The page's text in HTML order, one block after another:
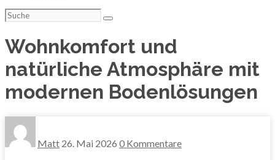
Suchen
nach:
Wohnkomfort und
natürliche Atmosphäre mit
modernen Bodenlösungen
Matt 26. Mai 2026 0 Kommentare